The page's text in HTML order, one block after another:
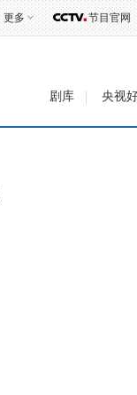
更多 节目官网
剧库 央视